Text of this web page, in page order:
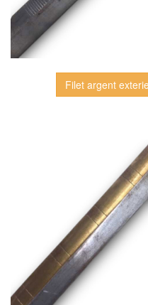
Filet argent